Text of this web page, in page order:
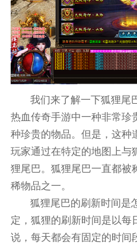
我们来了解一下狐狸尾
热血传奇手游中一种非常珍
种珍贵的物品。但是，这种
玩家通过在特定的地图上与
狸尾巴。狐狸尾巴一直都被
稀物品之一。
狐狸尾巴的刷新时间是
定，狐狸的刷新时间是以每
说，每天都会有固定的时间